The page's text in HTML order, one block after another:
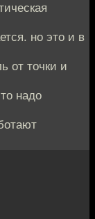
но это и в
от точки и
надо